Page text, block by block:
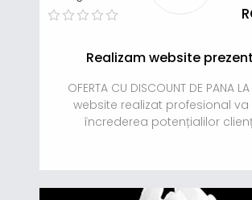
Realizam website
OFERTA CU DISCOUNT DE PANA
website realizat profesional va
încrederea potențialilor